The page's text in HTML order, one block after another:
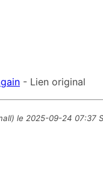
- Lien original
le 2025-09-24 07:37